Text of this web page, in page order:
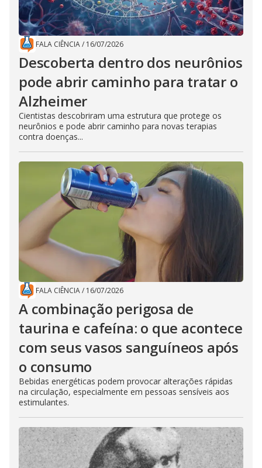
FALA CIÊNCIA/ 16/07/2026
Descoberta dentro dos neurônios
pode abrir caminho para tratar o
Alzheimer
Cientistas descobriram uma estrutura que protege os
neurônios e pode abrir caminho para novas terapias
contra doenças...
FALA CIÊNCIA/ 16/07/2026
A combinação perigosa de
taurina e cafeína: o que acontece
com seus vasos sanguíneos após
o consumo
Bebidas energéticas podem provocar alterações rápidas
na circulação, especialmente em pessoas sensíveis aos
estimulantes.